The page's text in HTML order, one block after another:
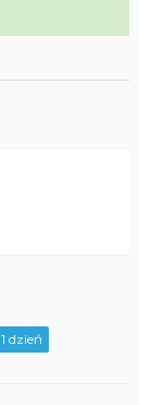
1 dzień